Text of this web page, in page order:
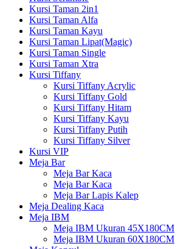
Kursi Taman 2in1
Kursi Taman Alfa
Kursi Taman Kayu
Kursi Taman Lipat(Magic)
Kursi Taman Single
Kursi Taman Xtra
Kursi Tiffany
Kursi Tiffany Acrylic
Kursi Tiffany Gold
Kursi Tiffany Hitam
Kursi Tiffany Kayu
Kursi Tiffany Putih
Kursi Tiffany Silver
Kursi VIP
Meja Bar
Meja Bar Kaca
Meja Bar Kaca
Meja Bar Lapis Kalep
Meja Dealing Kaca
Meja IBM
Meja IBM Ukuran 45X180CM
Meja IBM Ukuran 60X180CM